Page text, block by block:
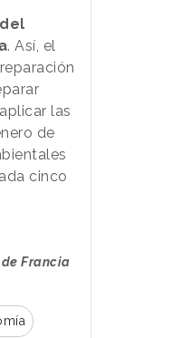
. Así, el
las
de
cinco
Francia